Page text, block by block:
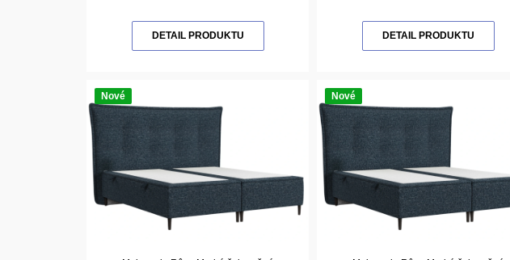
DETAIL PRODUKTU DETAIL PRODUKTU
Nové Nové